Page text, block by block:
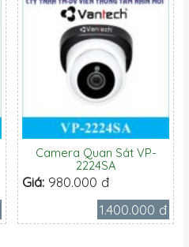
Camera Quan Sát VP-
2224SA
Giá: 980.000 đ
1.400.000 đ